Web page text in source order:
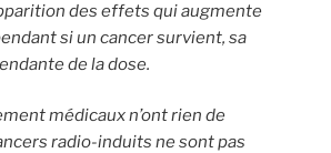
des effets qui augmente
si un cancer survient, sa
de la dose.
médicaux n’ont rien de
radio-induits ne sont pas